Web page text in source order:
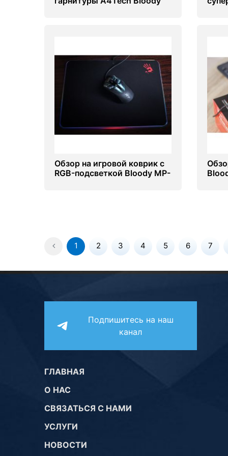
Обзор на игровой коврик с
RGB-подсветкой Bloody MP-
1 2 3 4 5 6 7
Подпишитесь на наш
канал
ГЛАВНАЯ
О НАС
СВЯЗАТЬСЯ С НАМИ
УСЛУГИ
НОВОСТИ